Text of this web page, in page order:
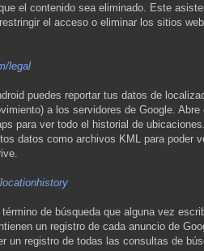
el contenido sea eliminado. Este
el acceso o eliminar los sitios
legal
puedes reportar tus datos de
a los servidores de Google. Abre
para ver todo el historial de
datos como archivos KML para poder
de búsqueda que alguna vez
un registro de cada anuncio de
un registro de todas las consultas de